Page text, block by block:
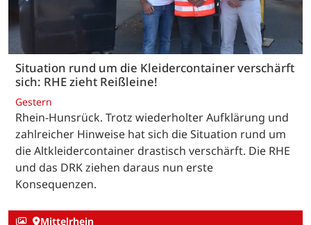
Situation rund um die Kleidercontainer verschärft
sich: RHE zieht Reißleine!
Gestern
Rhein-Hunsrück. Trotz wiederholter Aufklärung und
zahlreicher Hinweise hat sich die Situation rund um
die Altkleidercontainer drastisch verschärft. Die RHE
und das DRK ziehen daraus nun erste
Konsequenzen.
Mittelrhein